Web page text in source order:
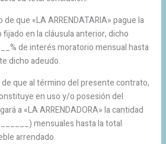
«LA ARRENDATARIA» pague la
en la cláusula anterior, dicho
de interés moratorio mensual hasta
dicho adeudo.
al término del presente contrato,
en uso y/o posesión del
a «LA ARRENDADORA» la cantidad
mensuales hasta la total
arrendado.